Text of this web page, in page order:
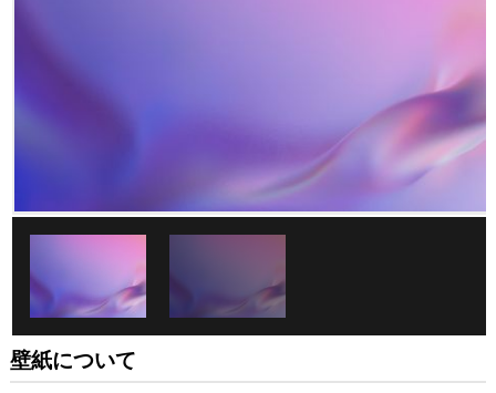
壁紙について